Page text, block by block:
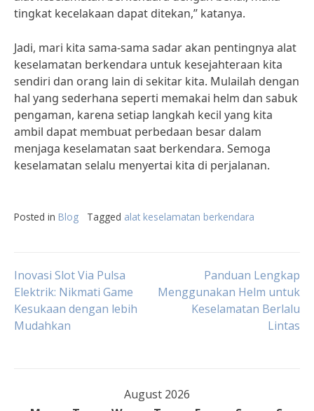
tingkat kecelakaan dapat ditekan,” katanya.
Jadi, mari kita sama-sama sadar akan pentingnya alat
keselamatan berkendara untuk kesejahteraan kita
sendiri dan orang lain di sekitar kita. Mulailah dengan
hal yang sederhana seperti memakai helm dan sabuk
pengaman, karena setiap langkah kecil yang kita
ambil dapat membuat perbedaan besar dalam
menjaga keselamatan saat berkendara. Semoga
keselamatan selalu menyertai kita di perjalanan.
Posted in Blog Tagged alat keselamatan berkendara
Post
navigation
Inovasi Slot Via Pulsa
Elektrik: Nikmati Game
Kesukaan dengan lebih
Mudahkan
Panduan Lengkap
Menggunakan Helm untuk
Keselamatan Berlalu
Lintas
August 2026